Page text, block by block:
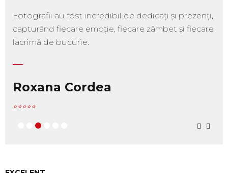
Fotografii au fost incredibil de dedicați și prezenți,
capturând fiecare emoție, fiecare zâmbet și fiecare
lacrimă de bucurie.
Roxana Cordea
⭐⭐⭐⭐⭐